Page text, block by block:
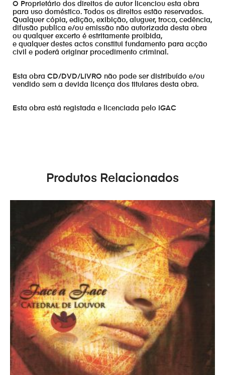
O Proprietário dos direitos de autor licenciou esta obra
para uso doméstico. Todos os direitos estão reservados.
Qualquer cópia, edição, exibição, aluguer, troca, cedência,
difusão publica e/ou emissão não autorizada desta obra
ou qualquer excerto é estritamente proibida,
e qualquer destes actos constitui fundamento para acção
civil e poderá originar procedimento criminal.
Esta obra CD/DVD/LIVRO não pode ser distribuído e/ou
vendido sem a devida licença dos titulares desta obra.
Esta obra está registada e licenciada pelo IGAC
Produtos Relacionados